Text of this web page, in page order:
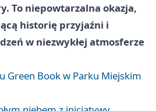
To niepowtarzalna okazja,
historię przyjaźni i
w niezwykłej atmosferze
Green Book w Parku Miejskim